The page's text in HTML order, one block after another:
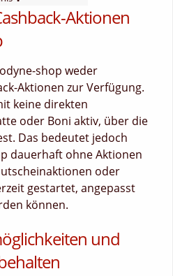
Aktionen
shop weder
Aktionen zur Verfügung.
keine direkten
oder Boni aktiv, über die
Das bedeutet jedoch
dauerhaft ohne Aktionen
oder
gestartet, angepasst
können.
und